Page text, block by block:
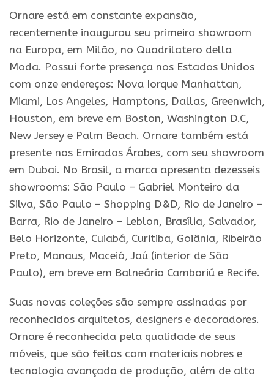
Ornare está em constante expansão,
recentemente inaugurou seu primeiro showroom
na Europa, em Milão, no Quadrilatero della
Moda. Possui forte presença nos Estados Unidos
com onze endereços: Nova Iorque Manhattan,
Miami, Los Angeles, Hamptons, Dallas, Greenwich,
Houston, em breve em Boston, Washington D.C,
New Jersey e Palm Beach. Ornare também está
presente nos Emirados Árabes, com seu showroom
em Dubai. No Brasil, a marca apresenta dezesseis
showrooms: São Paulo – Gabriel Monteiro da
Silva, São Paulo – Shopping D&D, Rio de Janeiro –
Barra, Rio de Janeiro – Leblon, Brasília, Salvador,
Belo Horizonte, Cuiabá, Curitiba, Goiânia, Ribeirão
Preto, Manaus, Maceió, Jaú (interior de São
Paulo), em breve em Balneário Camboriú e Recife.
Suas novas coleções são sempre assinadas por
reconhecidos arquitetos, designers e decoradores.
Ornare é reconhecida pela qualidade de seus
móveis, que são feitos com materiais nobres e
tecnologia avançada de produção, além de alto